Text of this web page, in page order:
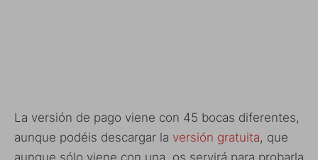
La versión de pago viene con 45 bocas diferentes,
aunque podéis descargar la versión gratuita, que